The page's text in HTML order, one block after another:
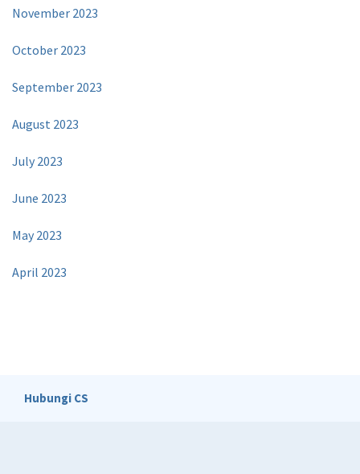
November 2023
October 2023
September 2023
August 2023
July 2023
June 2023
May 2023
April 2023
Hubungi CS